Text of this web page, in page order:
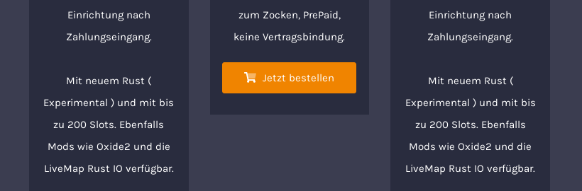
Einrichtung nach
Zahlungseingang.
Mit neuem Rust (
Experimental ) und mit bis
zu 200 Slots. Ebenfalls
Mods wie Oxide2 und die
LiveMap Rust IO verfügbar.
zum Zocken, PrePaid,
keine Vertragsbindung.
Jetzt bestellen
Einrichtung nach
Zahlungseingang.
Mit neuem Rust (
Experimental ) und mit bis
zu 200 Slots. Ebenfalls
Mods wie Oxide2 und die
LiveMap Rust IO verfügbar.